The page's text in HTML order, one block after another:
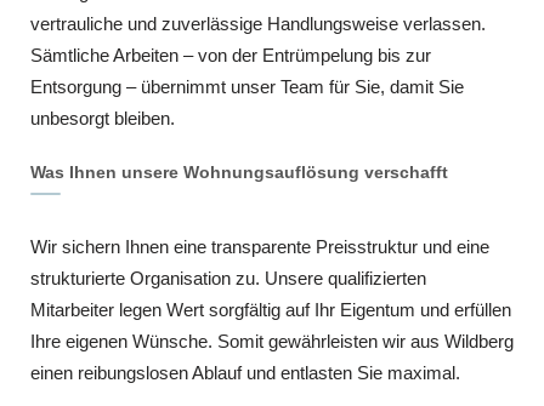
vertrauliche und zuverlässige Handlungsweise verlassen.
Sämtliche Arbeiten – von der Entrümpelung bis zur
Entsorgung – übernimmt unser Team für Sie, damit Sie
unbesorgt bleiben.
Was Ihnen unsere Wohnungsauflösung verschafft
Wir sichern Ihnen eine transparente Preisstruktur und eine
strukturierte Organisation zu. Unsere qualifizierten
Mitarbeiter legen Wert sorgfältig auf Ihr Eigentum und erfüllen
Ihre eigenen Wünsche. Somit gewährleisten wir aus Wildberg
einen reibungslosen Ablauf und entlasten Sie maximal.